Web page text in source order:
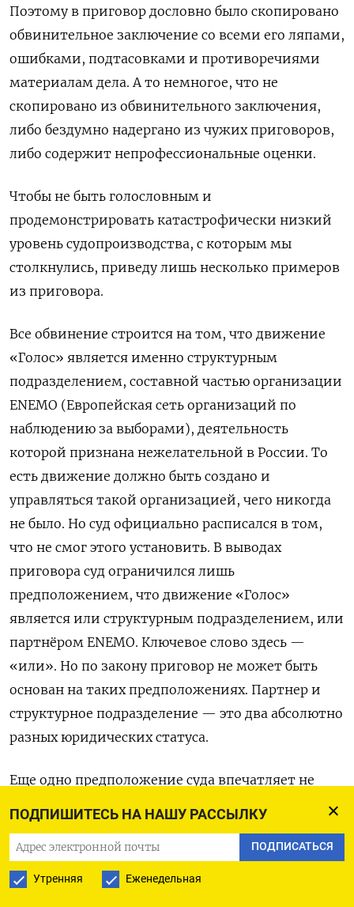
ПОДПИШИТЕСЬ НА НАШУ РАССЫЛКУ
ПОДПИСАТЬСЯ
Утренняя Еженедельная
Поэтому в приговор дословно было скопировано
обвинительное заключение со всеми его ляпами,
ошибками, подтасовками и противоречиями
материалам дела. А то немногое, что не
скопировано из обвинительного заключения,
либо бездумно надергано из чужих приговоров,
либо содержит непрофессиональные оценки.
Чтобы не быть голословным и
продемонстрировать катастрофически низкий
уровень судопроизводства, с которым мы
столкнулись, приведу лишь несколько примеров
из приговора.
Все обвинение строится на том, что движение
«Голос» является именно структурным
подразделением, составной частью организации
ЕNЕМО (Европейская сеть организаций по
наблюдению за выборами), деятельность
которой признана нежелательной в России. То
есть движение должно быть создано и
управляться такой организацией, чего никогда
не было. Но суд официально расписался в том,
что не смог этого установить. В выводах
приговора суд ограничился лишь
предположением, что движение «Голос»
является или структурным подразделением, или
партнёром ENEMO. Ключевое слово здесь —
«или». Но по закону приговор не может быть
основан на таких предположениях. Партнер и
структурное подразделение — это два абсолютно
разных юридических статуса.
Еще одно предположение суда впечатляет не
обращает внимание и на зарубежные
финансирование: ENEMO и движение «Голос»
якобы поддерживаются американскими и